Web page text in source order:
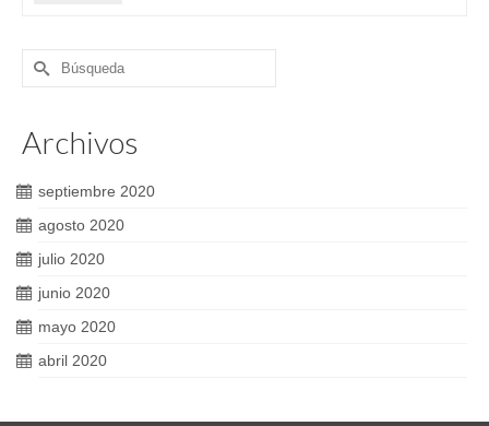
Buscar
por:
Archivos
septiembre 2020
agosto 2020
julio 2020
junio 2020
mayo 2020
abril 2020